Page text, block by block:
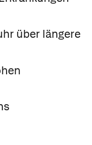
über längere